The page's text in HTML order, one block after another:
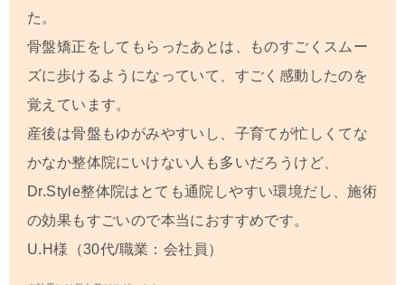
た。
骨盤矯正をしてもらったあとは、ものすごくスムー
ズに歩けるようになっていて、すごく感動したのを
覚えています。
産後は骨盤もゆがみやすいし、子育てが忙しくてな
かなか整体院にいけない人も多いだろうけど、
Dr.Style整体院はとても通院しやすい環境だし、施術
の効果もすごいので本当におすすめです。
U.H様（30代/職業：会社員）